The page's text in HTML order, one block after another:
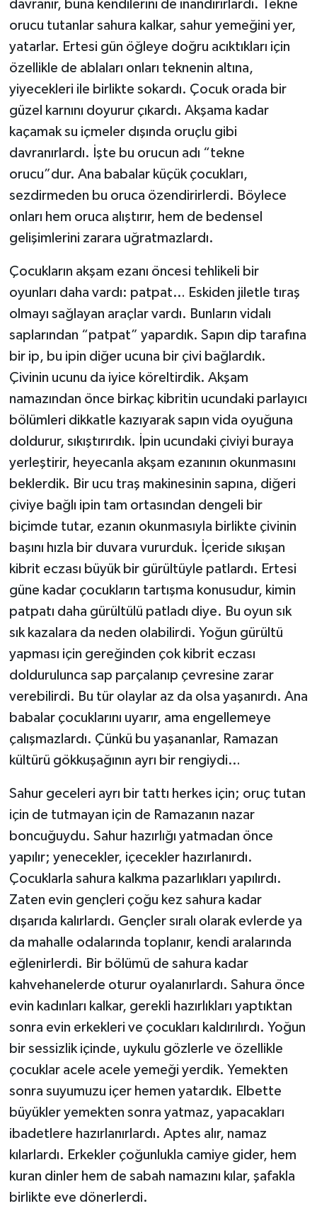
davranır, buna kendilerini de inandırırlardı. Tekne
orucu tutanlar sahura kalkar, sahur yemeğini yer,
yatarlar. Ertesi gün öğleye doğru acıktıkları için
özellikle de ablaları onları teknenin altına,
yiyecekleri ile birlikte sokardı. Çocuk orada bir
güzel karnını doyurur çıkardı. Akşama kadar
kaçamak su içmeler dışında oruçlu gibi
davranırlardı. İşte bu orucun adı “tekne
orucu”dur. Ana babalar küçük çocukları,
sezdirmeden bu oruca özendirirlerdi. Böylece
onları hem oruca alıştırır, hem de bedensel
gelişimlerini zarara uğratmazlardı.
Çocukların akşam ezanı öncesi tehlikeli bir
oyunları daha vardı: patpat… Eskiden jiletle tıraş
olmayı sağlayan araçlar vardı. Bunların vidalı
saplarından “patpat” yapardık. Sapın dip tarafına
bir ip, bu ipin diğer ucuna bir çivi bağlardık.
Çivinin ucunu da iyice köreltirdik. Akşam
namazından önce birkaç kibritin ucundaki parlayıcı
bölümleri dikkatle kazıyarak sapın vida oyuğuna
doldurur, sıkıştırırdık. İpin ucundaki çiviyi buraya
yerleştirir, heyecanla akşam ezanının okunmasını
beklerdik. Bir ucu traş makinesinin sapına, diğeri
çiviye bağlı ipin tam ortasından dengeli bir
biçimde tutar, ezanın okunmasıyla birlikte çivinin
başını hızla bir duvara vururduk. İçeride sıkışan
kibrit eczası büyük bir gürültüyle patlardı. Ertesi
güne kadar çocukların tartışma konusudur, kimin
patpatı daha gürültülü patladı diye. Bu oyun sık
sık kazalara da neden olabilirdi. Yoğun gürültü
yapması için gereğinden çok kibrit eczası
doldurulunca sap parçalanıp çevresine zarar
verebilirdi. Bu tür olaylar az da olsa yaşanırdı. Ana
babalar çocuklarını uyarır, ama engellemeye
çalışmazlardı. Çünkü bu yaşananlar, Ramazan
kültürü gökkuşağının ayrı bir rengiydi…
Sahur geceleri ayrı bir tattı herkes için; oruç tutan
için de tutmayan için de Ramazanın nazar
boncuğuydu. Sahur hazırlığı yatmadan önce
yapılır; yenecekler, içecekler hazırlanırdı.
Çocuklarla sahura kalkma pazarlıkları yapılırdı.
Zaten evin gençleri çoğu kez sahura kadar
dışarıda kalırlardı. Gençler sıralı olarak evlerde ya
da mahalle odalarında toplanır, kendi aralarında
eğlenirlerdi. Bir bölümü de sahura kadar
kahvehanelerde oturur oyalanırlardı. Sahura önce
evin kadınları kalkar, gerekli hazırlıkları yaptıktan
sonra evin erkekleri ve çocukları kaldırılırdı. Yoğun
bir sessizlik içinde, uykulu gözlerle ve özellikle
çocuklar acele acele yemeği yerdik. Yemekten
sonra suyumuzu içer hemen yatardık. Elbette
büyükler yemekten sonra yatmaz, yapacakları
ibadetlere hazırlanırlardı. Aptes alır, namaz
kılarlardı. Erkekler çoğunlukla camiye gider, hem
kuran dinler hem de sabah namazını kılar, şafakla
birlikte eve dönerlerdi.